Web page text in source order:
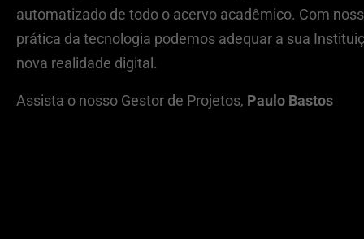
automatizado de todo o acervo acadêmico. Com
prática da tecnologia podemos adequar a sua
nova realidade digital.
Assista o nosso Gestor de Projetos, Paulo Bastos